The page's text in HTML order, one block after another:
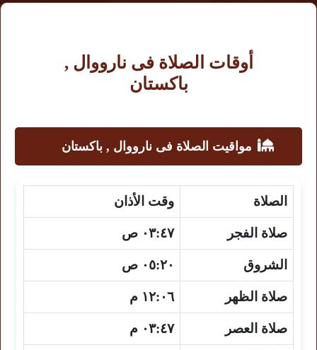
أوقات الصلاة فى نارووال ,
باكستان
مواقيت الصلاة فى نارووال , باكستان
الصلاة وقت الأذان
صلاة الفجر ٠٣:٤٧ ص
الشروق ٠٥:٢٠ ص
صلاة الظهر ١٢:٠٦ م
صلاة العصر ٠٣:٤٧ م